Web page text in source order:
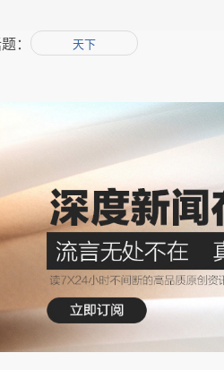
10周，第一学期一般是 10
，第一学期改为线上似乎更为稳妥。但
尽管，剑桥的发言人已经说明：学校
安排小规模的课堂、研讨，以及一对一
第二，剑桥？由于政府迟迟没有给出
本来期待着一些相对年轻的大学会率先
定。看来这完全是我的偏见。
如今大家纷纷猜测，既然剑桥走在了
： 天下